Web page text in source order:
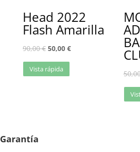
Head 2022
Flash Amarilla
90,00€ 50,00 €
Vista rápida
Garantía